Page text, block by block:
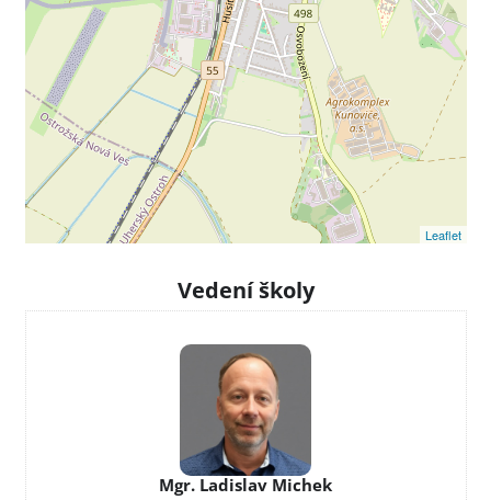
Leaflet
Vedení školy
Mgr. Ladislav Michek